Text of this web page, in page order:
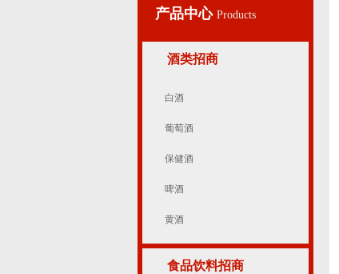
产品中心 Products
酒类招商
白酒
葡萄酒
保健酒
啤酒
黄酒
食品饮料招商